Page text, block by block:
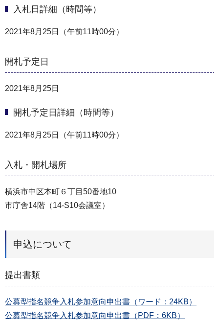
入札日詳細（時間等）
2021年8月25日（午前11時00分）
開札予定日
2021年8月25日
開札予定日詳細（時間等）
2021年8月25日（午前11時00分）
入札・開札場所
横浜市中区本町６丁目50番地10
市庁舎14階（14-S10会議室）
申込について
提出書類
公募型指名競争入札参加意向申出書（ワード：24KB）
公募型指名競争入札参加意向申出書（PDF：6KB）